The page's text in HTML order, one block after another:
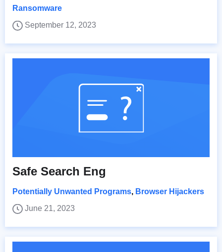
Ransomware
September 12, 2023
Safe Search Eng
Potentially Unwanted Programs, Browser Hijackers
June 21, 2023